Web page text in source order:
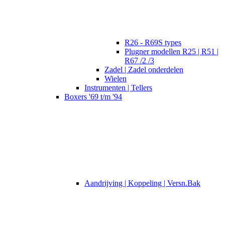
R26 - R69S types
Plugner modellen R25 | R51 |
R67 /2 /3
Zadel | Zadel onderdelen
Wielen
Instrumenten | Tellers
Boxers '69 t/m '94
Aandrijving | Koppeling | Versn.Bak